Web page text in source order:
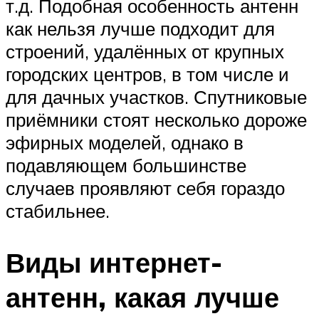
т.д. Подобная особенность антенн
как нельзя лучше подходит для
строений, удалённых от крупных
городских центров, в том числе и
для дачных участков. Спутниковые
приёмники стоят несколько дороже
эфирных моделей, однако в
подавляющем большинстве
случаев проявляют себя гораздо
стабильнее.
Виды интернет-
антенн, какая лучше